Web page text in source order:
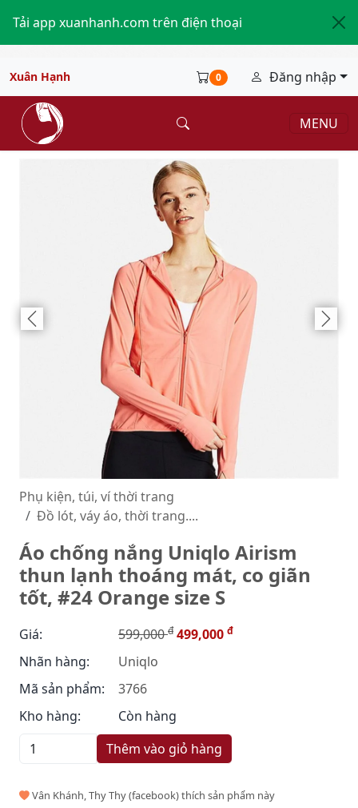
Tải app xuanhanh.com trên điện thoại
Xuân Hạnh 0 Đăng nhập
MENU
Phụ kiện, túi, ví thời trang
Đồ lót, váy áo, thời trang....
Áo chống nắng Uniqlo Airism
thun lạnh thoáng mát, co giãn
tốt, #24 Orange size S
Giá: 599,000đ 499,000 đ
Nhãn hàng:
Uniqlo
Mã sản phẩm:
3766
Kho hàng:
Còn hàng
Thêm vào giỏ hàng
Vân Khánh, Thy Thy (facebook) thích sản phẩm này